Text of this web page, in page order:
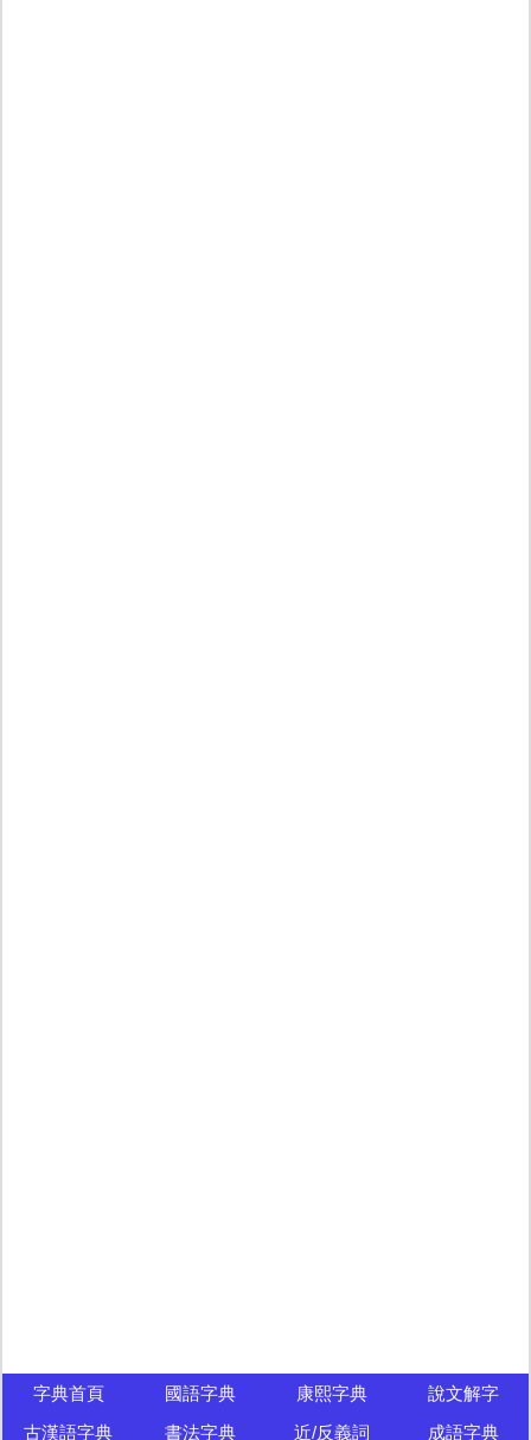
字典首頁 國語字典 康熙字典
說文解字
古漢語字典
書法字典 近/反義詞 成語字典